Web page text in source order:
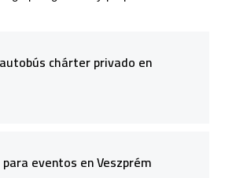
chárter privado en
eventos en Veszprém